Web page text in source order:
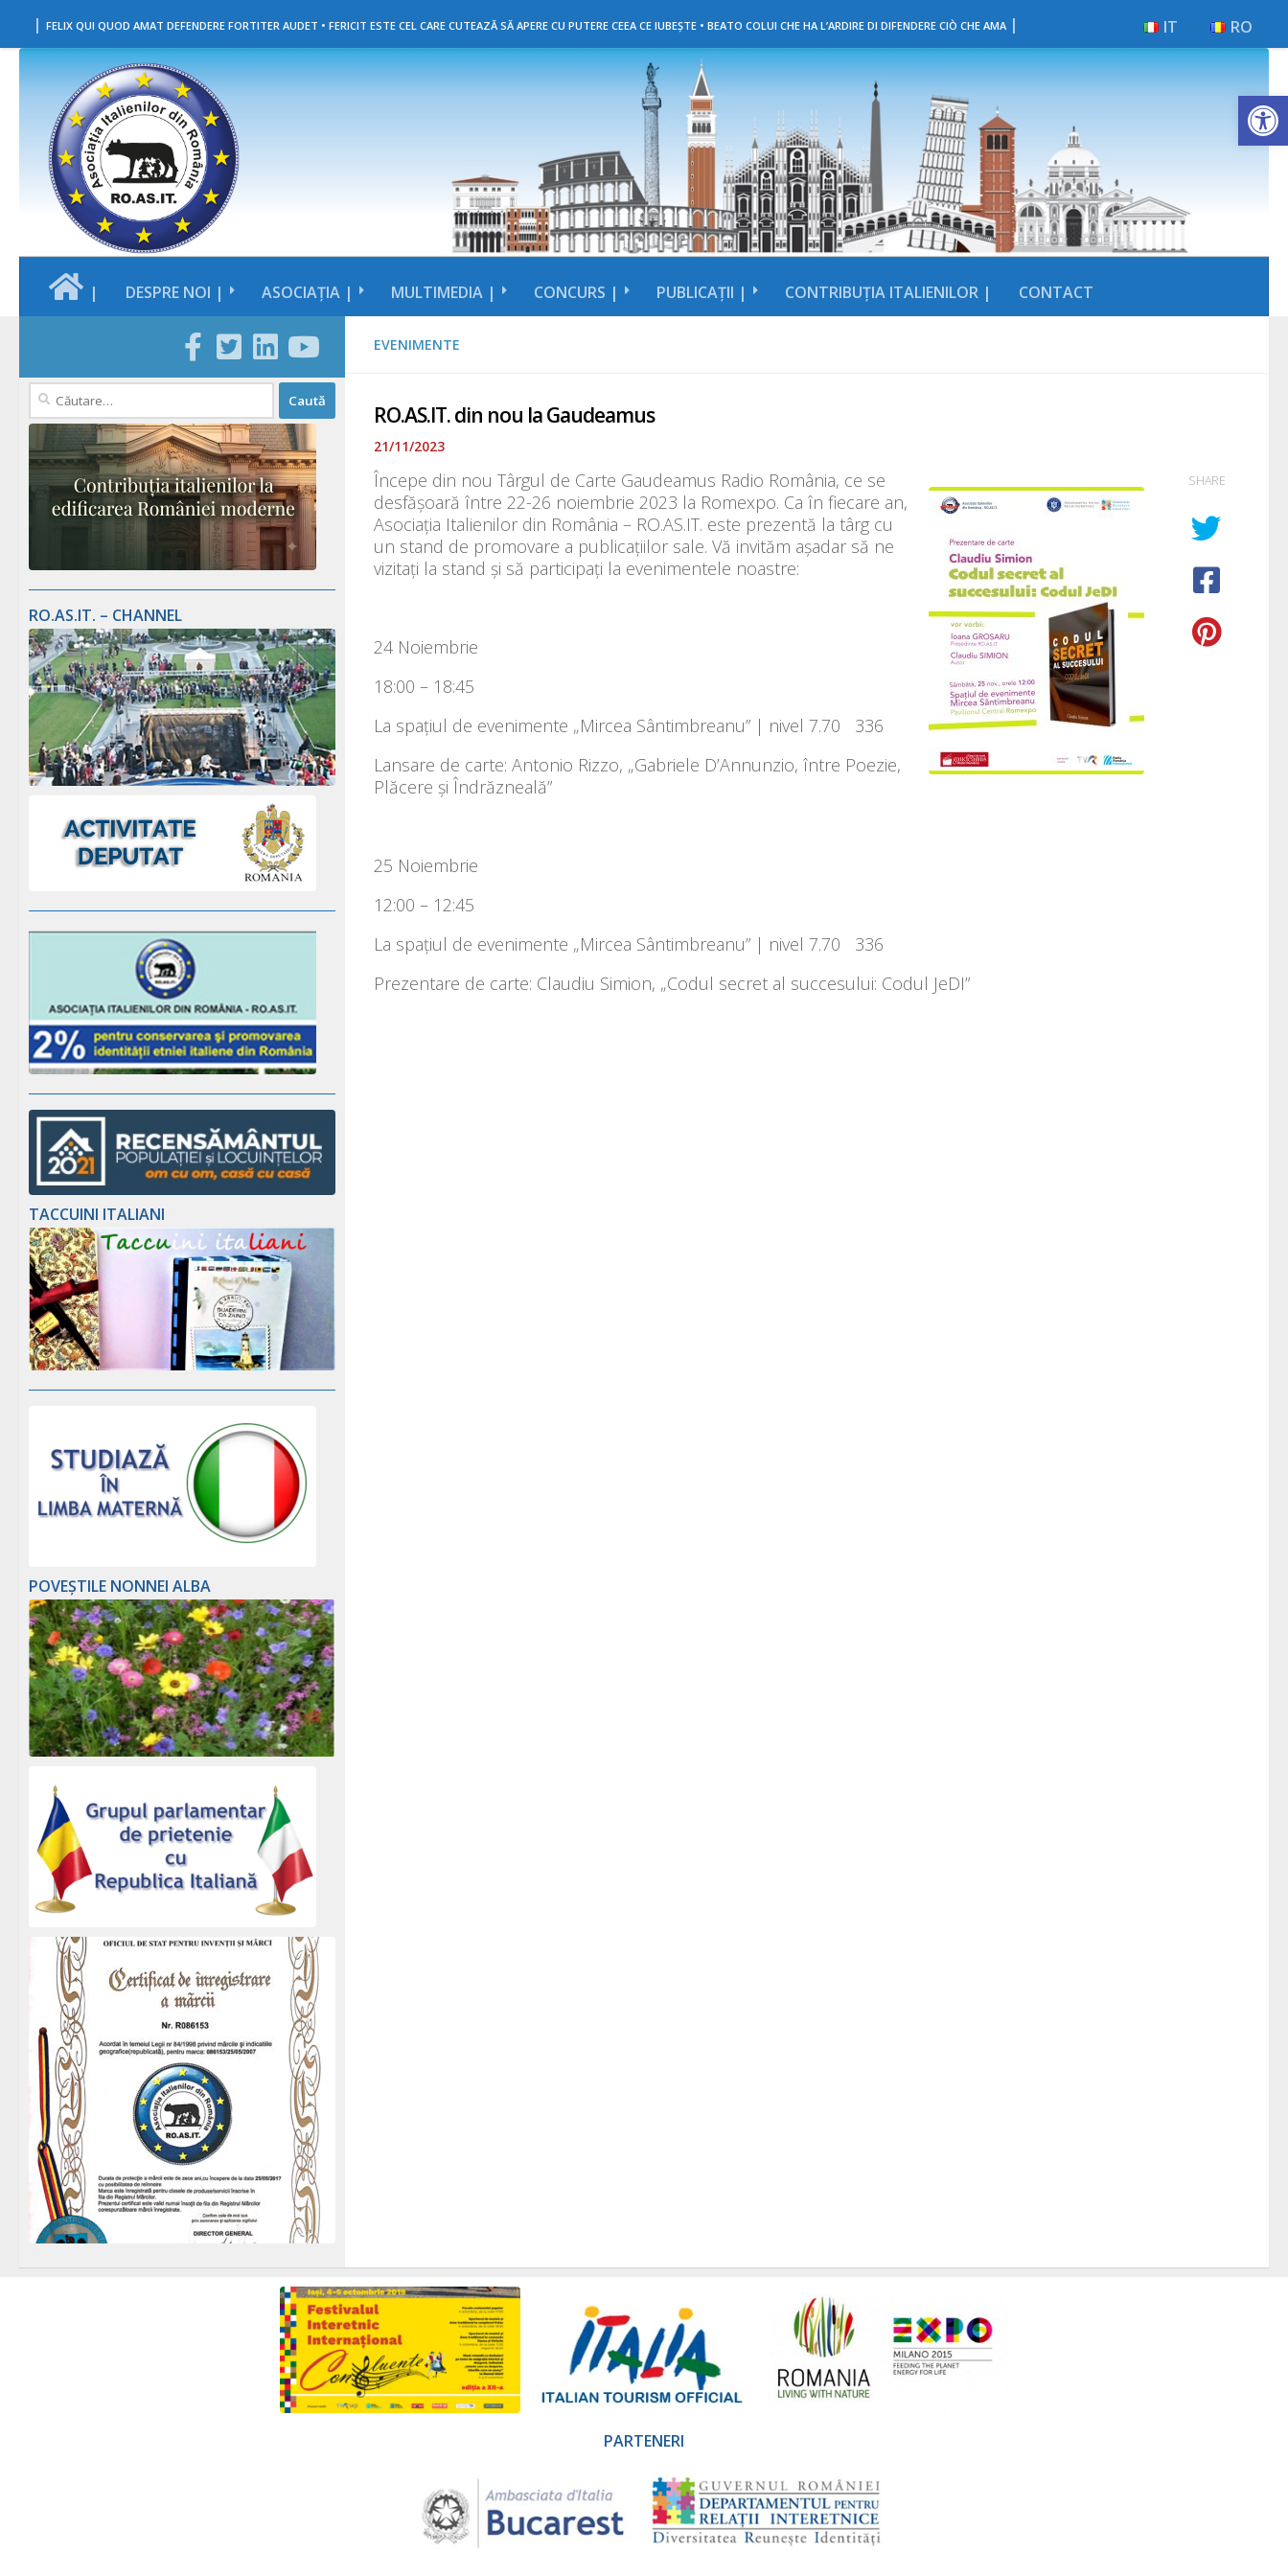
Skip to content
| FELIX QUI QUOD AMAT DEFENDERE FORTITER AUDET • FERICIT ESTE CEL CARE CUTEAZĂ SĂ APERE CU PUTERE CEEA CE IUBEȘTE • BEATO COLUI CHE HA L’ARDIRE DI DIFENDERE CIÒ CHE AMA | RO
IT
| DESPRE NOI | ASOCIAȚIA | MULTIMEDIA | CONCURS | PUBLICAȚII | CONTRIBUȚIA ITALIENILOR | CONTACT
EVENIMENTE
RO.AS.IT. din nou la Gaudeamus
21/11/2023
Începe din nou Târgul de Carte Gaudeamus Radio România, ce se
desfășoară între 22-26 noiembrie 2023 la Romexpo. Ca în fiecare an,
Asociația Italienilor din România – RO.AS.IT. este prezentă la târg cu
un stand de promovare a publicațiilor sale. Vă invităm așadar să ne
vizitați la stand și să participați la evenimentele noastre:
24 Noiembrie
18:00 – 18:45
La spaţiul de evenimente „Mircea Sântimbreanu” | nivel 7.70 336
Lansare de carte: Antonio Rizzo, „Gabriele D’Annunzio, între Poezie,
Plăcere şi Îndrăzneală”
25 Noiembrie
12:00 – 12:45
La spaţiul de evenimente „Mircea Sântimbreanu” | nivel 7.70 336
Prezentare de carte: Claudiu Simion, „Codul secret al succesului: Codul JeDI”
SHARE
Caută
RO.AS.IT. – CHANNEL
TACCUINI ITALIANI
POVEȘTILE NONNEI ALBA
PARTENERI